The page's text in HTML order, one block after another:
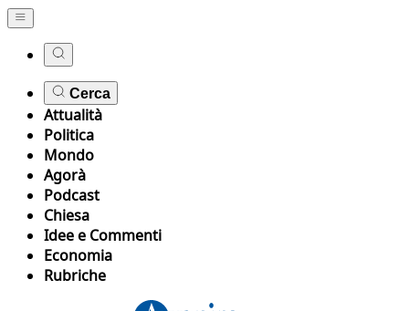
Cerca
Attualità
Politica
Mondo
Agorà
Podcast
Chiesa
Idee e Commenti
Economia
Rubriche